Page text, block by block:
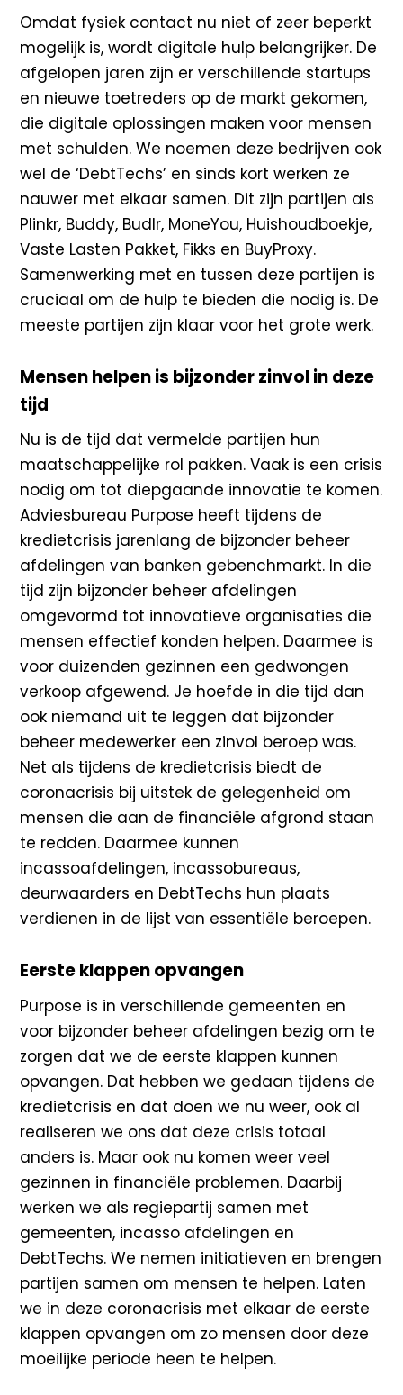
Omdat fysiek contact nu niet of zeer beperkt
mogelijk is, wordt digitale hulp belangrijker. De
afgelopen jaren zijn er verschillende startups
en nieuwe toetreders op de markt gekomen,
die digitale oplossingen maken voor mensen
met schulden. We noemen deze bedrijven ook
wel de ‘DebtTechs’ en sinds kort werken ze
nauwer met elkaar samen. Dit zijn partijen als
Plinkr, Buddy, Budlr, MoneYou, Huishoudboekje,
Vaste Lasten Pakket, Fikks en BuyProxy.
Samenwerking met en tussen deze partijen is
cruciaal om de hulp te bieden die nodig is. De
meeste partijen zijn klaar voor het grote werk.
Mensen helpen is bijzonder zinvol in deze
tijd
Nu is de tijd dat vermelde partijen hun
maatschappelijke rol pakken. Vaak is een crisis
nodig om tot diepgaande innovatie te komen.
Adviesbureau Purpose heeft tijdens de
kredietcrisis jarenlang de bijzonder beheer
afdelingen van banken gebenchmarkt. In die
tijd zijn bijzonder beheer afdelingen
omgevormd tot innovatieve organisaties die
mensen effectief konden helpen. Daarmee is
voor duizenden gezinnen een gedwongen
verkoop afgewend. Je hoefde in die tijd dan
ook niemand uit te leggen dat bijzonder
beheer medewerker een zinvol beroep was.
Net als tijdens de kredietcrisis biedt de
coronacrisis bij uitstek de gelegenheid om
mensen die aan de financiële afgrond staan
te redden. Daarmee kunnen
incassoafdelingen, incassobureaus,
deurwaarders en DebtTechs hun plaats
verdienen in de lijst van essentiële beroepen.
Eerste klappen opvangen
Purpose is in verschillende gemeenten en
voor bijzonder beheer afdelingen bezig om te
zorgen dat we de eerste klappen kunnen
opvangen. Dat hebben we gedaan tijdens de
kredietcrisis en dat doen we nu weer, ook al
realiseren we ons dat deze crisis totaal
anders is. Maar ook nu komen weer veel
gezinnen in financiële problemen. Daarbij
werken we als regiepartij samen met
gemeenten, incasso afdelingen en
DebtTechs. We nemen initiatieven en brengen
partijen samen om mensen te helpen. Laten
we in deze coronacrisis met elkaar de eerste
klappen opvangen om zo mensen door deze
moeilijke periode heen te helpen.